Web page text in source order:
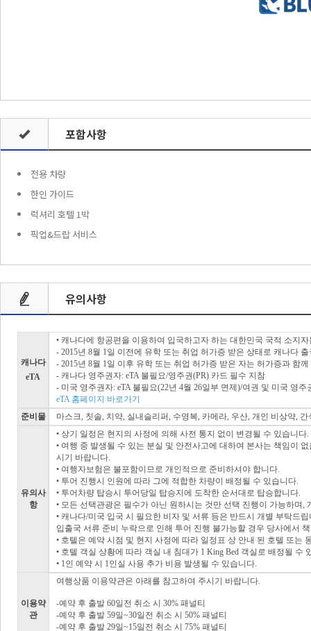
포함사항
전용 차량
한인 가이드
럭셔리 호텔 1박
픽업&드랍 서비스
유의사항
캐나다
eTA
• 캐나다에 항공편을 이용하여 입국하고자 하는 대한민국 국적 소지
- 2015년 8월 1일 이전에 유학 또는 취업 허가증 받은 상태로 캐나다
- 2015년 8월 1일 이후 유학 또는 취업 허가증 받은 자는 허가증과 함께
- 캐나다 영주권자: eTA 불필요/영주권(PR) 카드 필수 지참
- 미국 영주권자: eTA 불필요(22년 4월 26일부 면제)/여권 및 미국 영
eTA 홈페이지 바로가기
준비물
마스크, 칫솔, 치약, 실내슬리퍼, 수영복, 카메라, 우산, 개인 비상약, 간
유의사
항
• 상기 일정은 현지의 사정에 의해 사전 통지 없이 변경될 수 있습니다.
• 여행 중 발생될 수 있는 분실 및 안전사고에 대하여 본사는 책임이
시기 바랍니다.
• 여행자보험은 불포함이므로 개인적으로 준비하셔야 합니다.
• 투어 진행시 인원에 따라 그에 적합한 차량이 배정될 수 있습니다.
• 투어차량 탑승시 투어당일 탑승지에 도착한 순서대로 탑승합니다.
• 모든 선택관광은 필수가 아닌 원하시는 것만 선택 진행이 가능하며
• 캐나다/미국 입국 시 필요한 비자 및 서류 등은 반드시 개별 부탁드립
입출국 서류 준비 누락으로 인해 투어 진행 불가능할 경우 당사에서
• 호텔은 예약 시점 및 현지 사정에 따라 일정표 상 안내 된 호텔 또는
• 호텔 객실 상황에 따라 객실 내 침대가 1 King Bed 객실로 배정될 수
• 1인 예약 시 1인실 사용 추가 비용 발생될 수 있습니다.
이용약
관
여행상품 이용약관은 아래를 참고하여 주시기 바랍니다.
-예약 후 출발 60일전 취소 시 30% 패널티
-예약 후 출발 59일~30일전 취소 시 50% 패널티
-예약 후 출발 29일~15일전 취소 시 75% 패널티